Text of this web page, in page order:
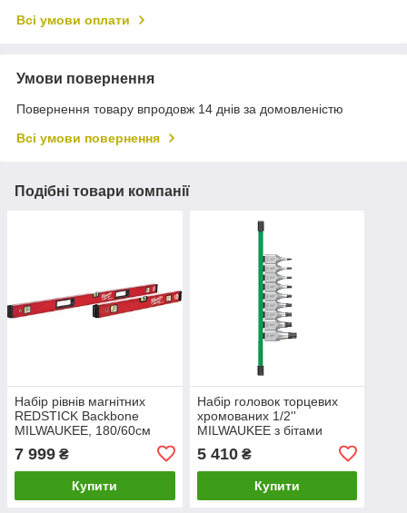
Всі умови оплати
Умови повернення
Повернення товару впродовж 14 днів за домовленістю
Всі умови повернення
Подібні товари компанії
Набір рівнів магнітних
REDSTICK Backbone
MILWAUKEE, 180/60см
7 999 ₴
Купити
Набір головок торцевих
хромованих 1/2''
MILWAUKEE з бітами
TORX (Т20-Т60) на планці
(9шт)
5 410₴
Купити